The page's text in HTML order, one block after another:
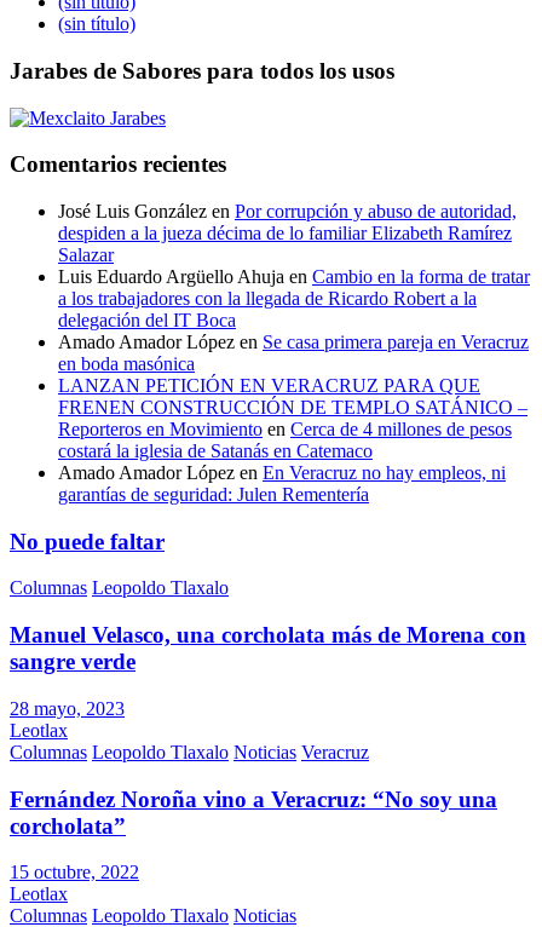
(sin título)
Jarabes de Sabores para todos los usos
Comentarios recientes
José Luis González en Por corrupción y abuso de autoridad,
despiden a la jueza décima de lo familiar Elizabeth Ramírez
Salazar
Luis Eduardo Argüello Ahuja en Cambio en la forma de tratar
a los trabajadores con la llegada de Ricardo Robert a la
delegación del IT Boca
Amado Amador López en Se casa primera pareja en Veracruz
en boda masónica
LANZAN PETICIÓN EN VERACRUZ PARA QUE
FRENEN CONSTRUCCIÓN DE TEMPLO SATÁNICO –
Reporteros en Movimiento en Cerca de 4 millones de pesos
costará la iglesia de Satanás en Catemaco
Amado Amador López en En Veracruz no hay empleos, ni
garantías de seguridad: Julen Rementería
No puede faltar
Columnas Leopoldo Tlaxalo
Manuel Velasco, una corcholata más de Morena con
sangre verde
28 mayo, 2023
Leotlax
Columnas Leopoldo Tlaxalo Noticias Veracruz
Fernández Noroña vino a Veracruz: “No soy una
corcholata”
15 octubre, 2022
Leotlax
Columnas Leopoldo Tlaxalo Noticias